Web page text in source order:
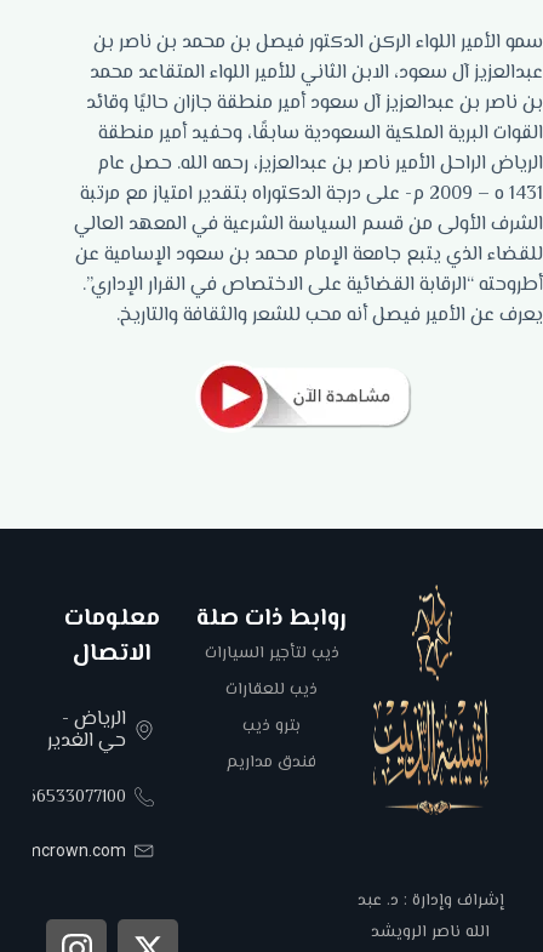
سمو الأمير اللواء الركن الدكتور فيصل بن محمد بن ناصر بن
عبدالعزيز آل سعود، الابن الثاني للأمير اللواء المتقاعد محمد
بن ناصر بن عبدالعزيز آل سعود أمير منطقة جازان حاليًا وقائد
القوات البرية الملكية السعودية سابقًا، وحفيد أمير منطقة
الرياض الراحل الأمير ناصر بن عبدالعزيز، رحمه الله. حصل عام
1431 ه – 2009 م- على درجة الدكتوراه بتقدير امتياز مع مرتبة
الشرف الأولى من قسم السياسة الشرعية في المعهد العالي
للقضاء الذي يتبع جامعة الإمام محمد بن سعود الإسامية عن
أطروحته “الرقابة القضائية على الاختصاص في القرار الإداري”.
يعرف عن الأمير فيصل أنه محب للشعر والثقافة والتاريخ.
إشراف وإدارة : د. عبد
الله ناصر الرويشد
روابط ذات صلة
ذيب لتأجير السيارات
ذيب للعقارات
بترو ذيب
فندق مداريم
معلومات
الاتصال
الرياض -
حي الغدير